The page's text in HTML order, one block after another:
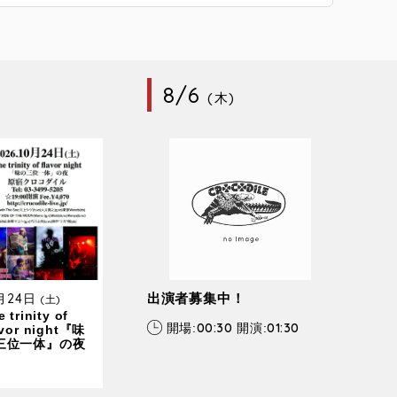
24日 (土)
trinity of
night『味
位一体』の夜
8/6(木)
出演者募集中！
開場:00:30 開演:01:30